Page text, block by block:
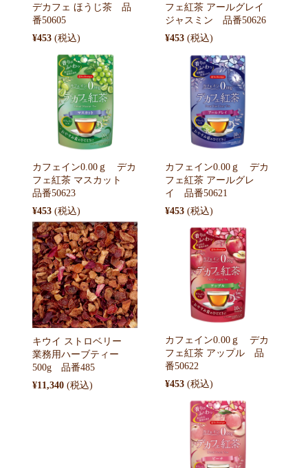
デカフェ ほうじ茶 品
番50605
¥453
フェ紅茶 アールグレイ
ジャスミン 品番50626
¥453
カフェイン0.00ｇ デカ
フェ紅茶 マスカット
品番50623
¥453
カフェイン0.00ｇ デカ
フェ紅茶 アールグレ
イ 品番50621
¥453
キウイ ストロベリー
業務用ハーブティー
500g 品番485
¥11,340
カフェイン0.00ｇ デカ
フェ紅茶 アップル 品
番50622
¥453